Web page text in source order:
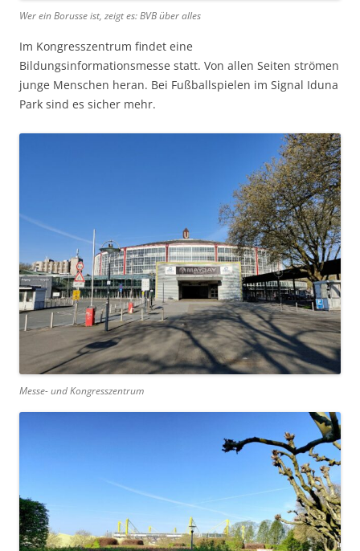
Wer ein Borusse ist, zeigt es: BVB über alles
Im Kongresszentrum findet eine
Bildungsinformationsmesse statt. Von allen Seiten strömen
junge Menschen heran. Bei Fußballspielen im Signal Iduna
Park sind es sicher mehr.
Messe- und Kongresszentrum